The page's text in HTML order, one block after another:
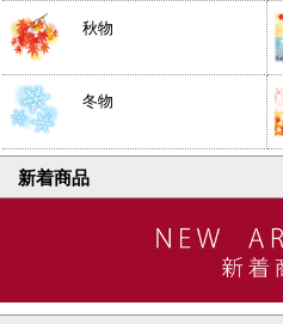
秋物
冬物
新着商品